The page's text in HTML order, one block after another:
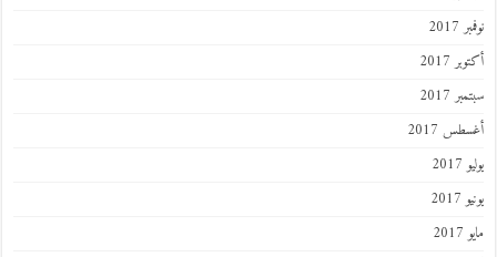
نوفمبر 2017
أكتوبر 2017
سبتمبر 2017
أغسطس 2017
يوليو 2017
يونيو 2017
مايو 2017